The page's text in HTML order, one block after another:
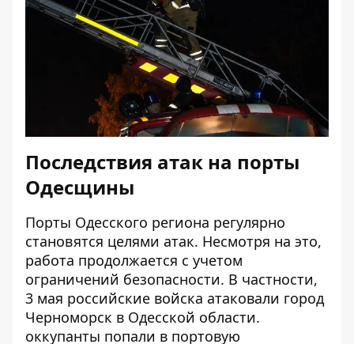
Последствия атак на порты
Одесщины
Порты Одесского региона регулярно
становятся целями атак. Несмотря на это,
работа продолжается с учетом
ограничений безопасности. В частности,
3 мая российские войска атаковали город
Черноморск в Одесской области.
оккупанты попали в портовую